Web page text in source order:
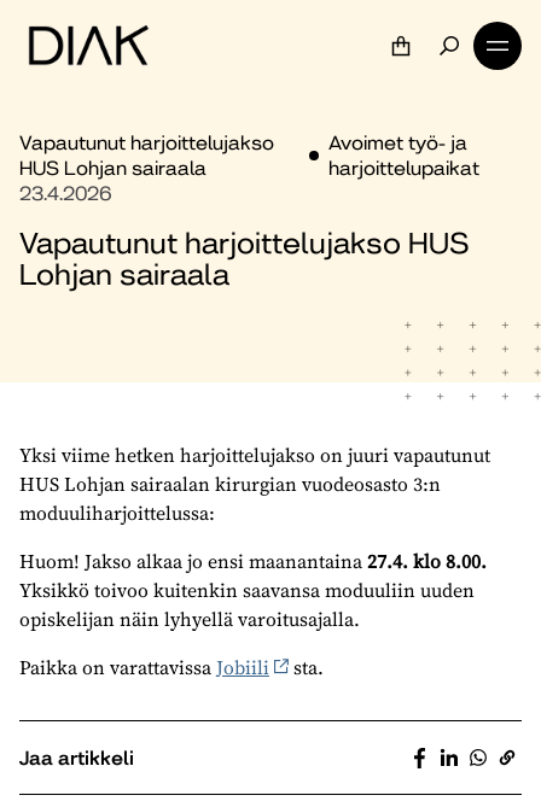
Vapautunut harjoittelujakso
HUS Lohjan sairaala
Avoimet työ- ja
harjoittelupaikat
23.4.2026
Vapautunut harjoittelujakso HUS
Lohjan sairaala
Yksi viime hetken harjoittelujakso on juuri vapautunut
HUS Lohjan sairaalan kirurgian vuodeosasto 3:n
moduuliharjoittelussa:
Huom! Jakso alkaa jo ensi maanantaina27.4. klo 8.00.
Yksikkö toivoo kuitenkin saavansa moduuliin uuden
opiskelijan näin lyhyellä varoitusajalla.
Paikka on varattavissaJobiili sta.
Jaa artikkeli